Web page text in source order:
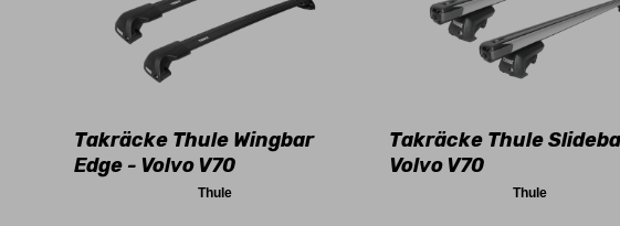
Takräcke Thule Wingbar
Edge - Volvo V70
Thule
Takräcke Thule
Volvo V70
Thule